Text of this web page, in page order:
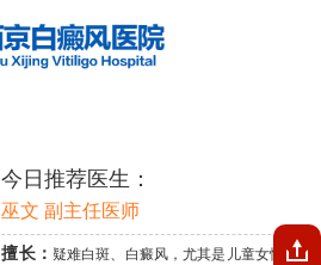
今日推荐医生：
巫文 副主任医师
擅长： 疑难白斑、白癜风，尤其是儿童女性、大